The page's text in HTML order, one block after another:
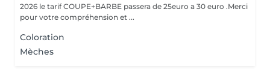
2026 le tarif COUPE+BARBE passera de 25euro a 30 euro .Merci
pour votre compréhension et ...
Coloration
Mèches